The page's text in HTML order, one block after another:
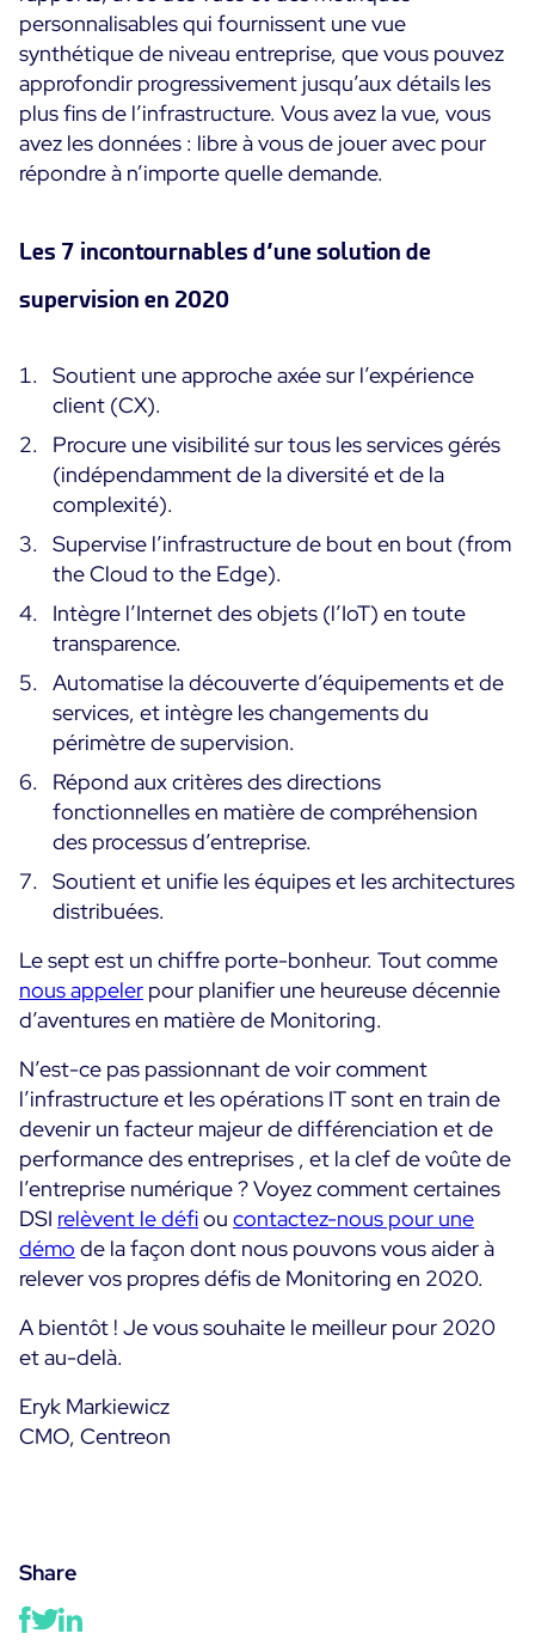
personnalisables qui fournissent une vue
synthétique de niveau entreprise, que vous pouvez
approfondir progressivement jusqu’aux détails les
plus fins de l’infrastructure. Vous avez la vue, vous
avez les données : libre à vous de jouer avec pour
répondre à n’importe quelle demande.
Les 7 incontournables d’une solution de
supervision en 2020
Soutient une approche axée sur l’expérience
client (CX).
Procure une visibilité sur tous les services gérés
(indépendamment de la diversité et de la
complexité).
Supervise l’infrastructure de bout en bout (from
the Cloud to the Edge).
Intègre l’Internet des objets (l’IoT) en toute
transparence.
Automatise la découverte d’équipements et de
services, et intègre les changements du
périmètre de supervision.
Répond aux critères des directions
fonctionnelles en matière de compréhension
des processus d’entreprise.
Soutient et unifie les équipes et les architectures
distribuées.
Le sept est un chiffre porte-bonheur. Tout comme
nous appeler pour planifier une heureuse décennie
d’aventures en matière de Monitoring.
N’est-ce pas passionnant de voir comment
l’infrastructure et les opérations IT sont en train de
devenir un facteur majeur de différenciation et de
performance des entreprises , et la clef de voûte de
l’entreprise numérique ? Voyez comment certaines
DSI relèvent le défiou contactez-nous pour une
démo de la façon dont nous pouvons vous aider à
relever vos propres défis de Monitoring en 2020.
A bientôt ! Je vous souhaite le meilleur pour 2020
et au-delà.
Eryk Markiewicz
CMO, Centreon
Share